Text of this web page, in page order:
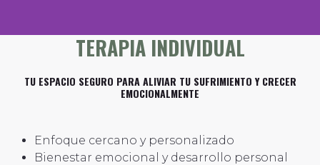
TERAPIA INDIVIDUAL
TU ESPACIO SEGURO PARA ALIVIAR TU SUFRIMIENTO Y CRECER
EMOCIONALMENTE
Enfoque cercano y personalizado
Bienestar emocional y desarrollo personal